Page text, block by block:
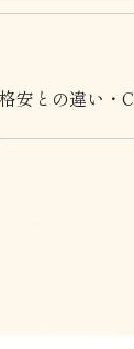
安との違い・